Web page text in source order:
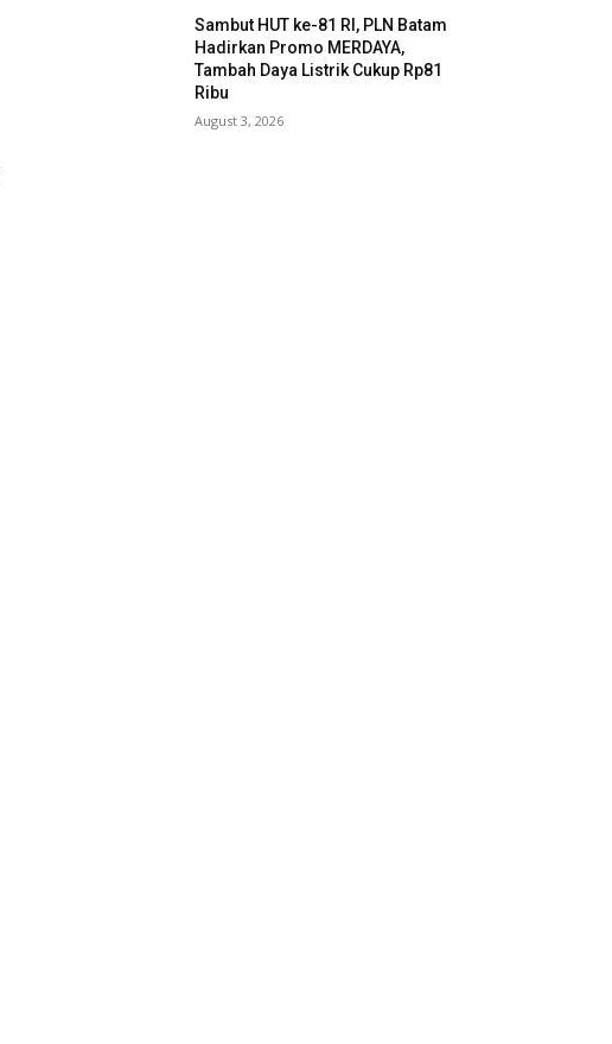
Sambut HUT ke-81 RI, PLN Batam
Hadirkan Promo MERDAYA,
Tambah Daya Listrik Cukup Rp81
Ribu
August 3, 2026